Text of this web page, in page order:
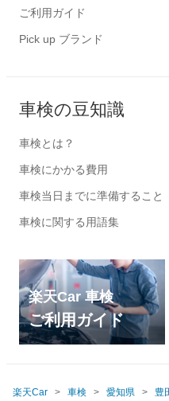
ご利用ガイド
Pick up ブランド
車検の豆知識
車検とは？
車検にかかる費用
車検当日までに準備すること
車検に関する用語集
楽天Car 車検
ご利用ガイド
楽天Car 車検 愛知県
豊